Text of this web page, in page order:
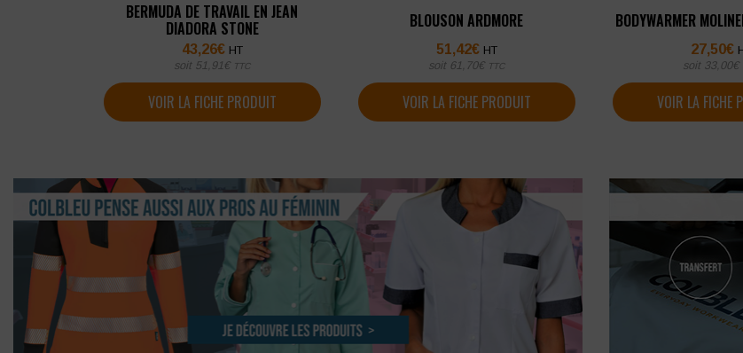
BERMUDA DE TRAVAIL EN JEAN
DIADORA STONE
43,26€ HT
soit 51,91 € TTC
VOIR LA FICHE PRODUIT
BLOUSON ARDMORE
51,42€ HT
soit 61,70€ TTC
VOIR LA FICHE PRODUIT
BODYWARMER
27,50€
soit 33,00€
VOIR LA FICHE